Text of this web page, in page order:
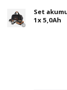
Set
1x 5,0Ah